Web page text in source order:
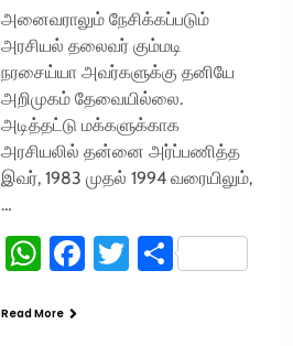
அனைவராலும் நேசிக்கப்படும்
அரசியல் தலைவர் கும்மடி
நரசைய்யா அவர்களுக்கு தனியே
அறிமுகம் தேவையில்லை.
அடித்தட்டு மக்களுக்காக
அரசியலில் தன்னை அர்ப்பணித்த
இவர், 1983 முதல் 1994 வரையிலும்,
…
WhatsApp
Facebook
TwitterShare
Read More